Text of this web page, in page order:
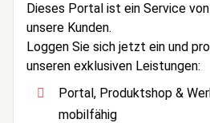
Dieses Portal ist ein Service
unsere Kunden.
Loggen Sie sich jetzt ein und
unseren exklusiven Leistungen:
Portal, Produktshop &
mobilfähig